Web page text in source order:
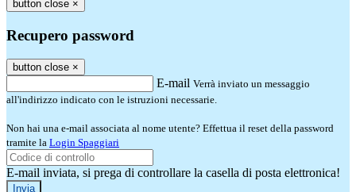
button close ×
Recupero password
button close ×
E-mail Verrà inviato un messaggio
all'indirizzo indicato con le istruzioni necessarie.
Non hai una e-mail associata al nome utente? Effettua il reset della password
tramite la Login Spaggiari
E-mail inviata, si prega di controllare la casella di posta elettronica!